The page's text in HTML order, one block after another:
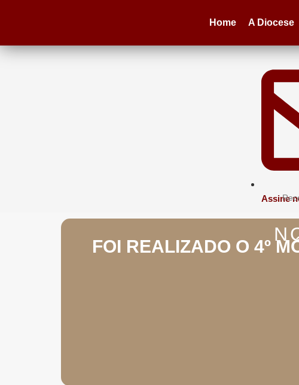
Home A Diocese
Assine
FOI REALIZADO O 4º